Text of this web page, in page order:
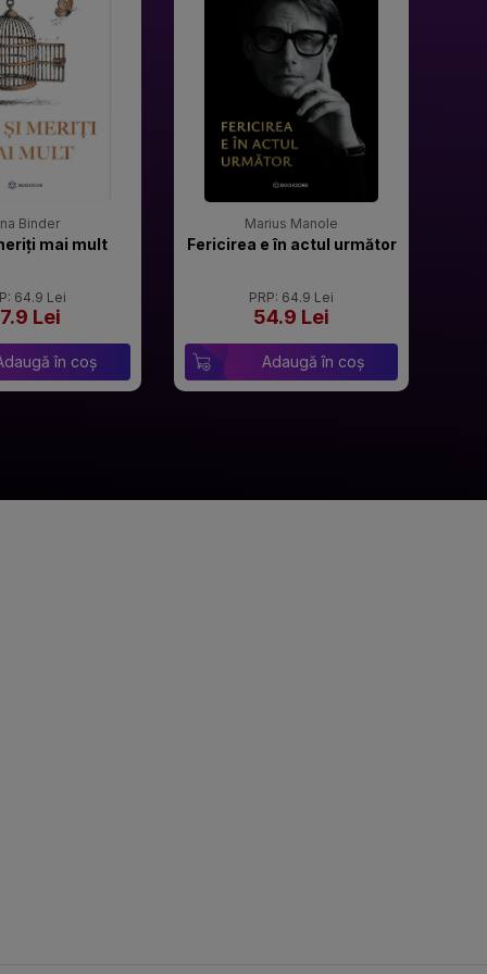
Binder
mai mult
64.9 Lei
Lei
în coș
Marius Manole
Fericirea e în actul următor
PRP: 64.9 Lei
54.9 Lei
Adaugă în coș